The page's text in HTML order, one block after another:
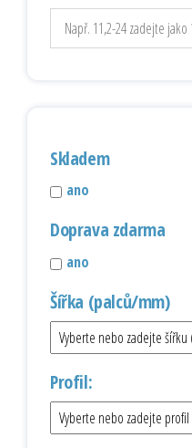
Skladem
ano
Doprava zdarma
ano
Šířka (palců/mm)
Profil: